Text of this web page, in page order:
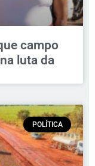
campo
luta da
POLÍTICA